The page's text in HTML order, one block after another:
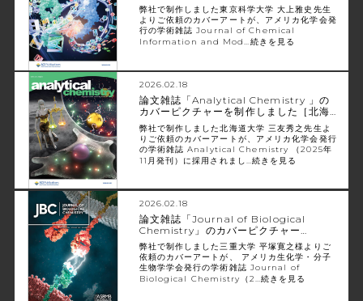
弊社で制作しました東京科学大学 大上雅史先生
よりご依頼のカバーアートが、アメリカ化学会発
行の学術雑誌 Journal of Chemical
Information and Mod…続きを見る
2026.02.18
論文雑誌「Analytical Chemistry 」の
カバーピクチャーを制作しました［北海…
弊社で制作しました北海道大学 三友秀之先生よ
りご依頼のカバーアートが、アメリカ化学会発行
の学術雑誌 Analytical Chemistry （2025年
11月発刊）に採用されまし…続きを見る
2026.02.18
論文雑誌「Journal of Biological
Chemistry」のカバーピクチャー…
弊社で制作しました三重大学 平塚寛之様よりご
依頼のカバーアートが、 アメリカ生化学・分子
生物学学会発行の学術雑誌 Journal of
Biological Chemistry（2…続きを見る